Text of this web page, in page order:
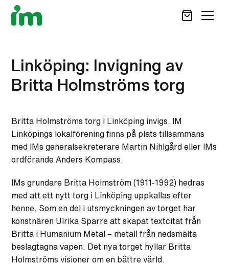
OM IM
KONTAKT
VAD DU KAN GÖRA
AKTUELLT
STÖD OSS
Linköping: Invigning av
Britta Holmströms torg
Britta Holmströms torg i Linköping invigs. IM
Linköpings lokalförening finns på plats tillsammans
med IMs generalsekreterare Martin Nihlgård eller IMs
ordförande Anders Kompass.
IMs grundare Britta Holmström (1911-1992) hedras
med att ett nytt torg i Linköping uppkallas efter
henne. Som en del i utsmyckningen av torget har
konstnären Ulrika Sparre att skapat textcitat från
Britta i Humanium Metal – metall från nedsmälta
beslagtagna vapen. Det nya torget hyllar Britta
Holmströms visioner om en bättre värld.